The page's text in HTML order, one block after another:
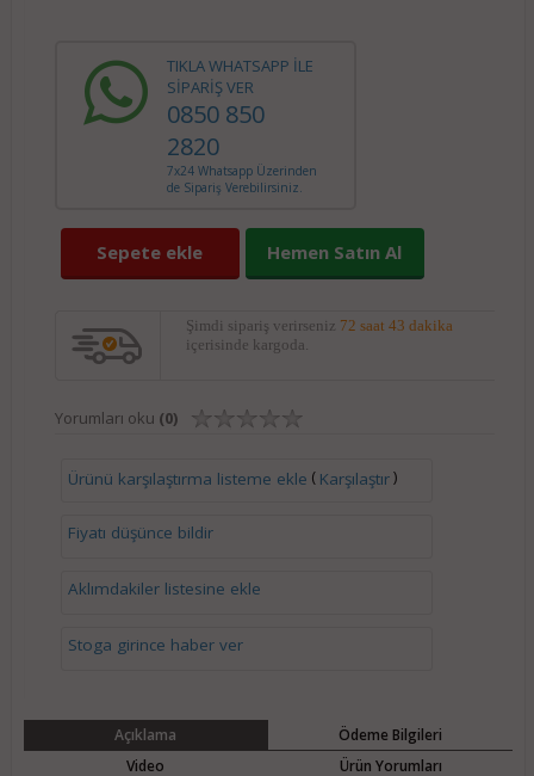
TIKLA WHATSAPP İLE
SİPARİŞ VER
0850 850
2820
7x24 Whatsapp Üzerinden
de Sipariş Verebilirsiniz.
Sepete ekle Hemen Satın Al
Şimdi sipariş verirseniz 72 saat 43 dakika
içerisinde kargoda.
Yorumları oku (0)
Ürünü karşılaştırma listeme ekle ( Karşılaştır)
Fiyatı düşünce bildir
Aklımdakiler listesine ekle
Stoga girince haber ver
Açıklama
Ödeme Bilgileri
Video
Ürün Yorumları